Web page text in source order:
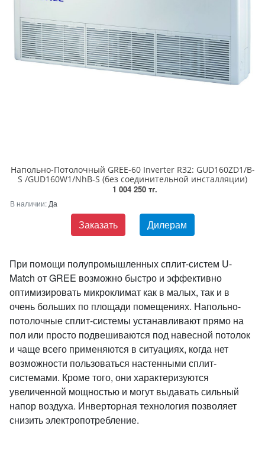
Напольно-Потолочный GREE-60 Inverter R32: GUD160ZD1/B-
S /GUD160W1/NhB-S (без соединительной инсталляции)
1 004 250 тг.
В наличии: Да
Заказать Дилерам
При помощи полупромышленных сплит-систем U-
Match от GREE возможно быстро и эффективно
оптимизировать микроклимат как в малых, так и в
очень больших по площади помещениях. Напольно-
потолочные сплит-системы устанавливают прямо на
пол или просто подвешиваются под навесной потолок
и чаще всего применяются в ситуациях, когда нет
возможности пользоваться настенными сплит-
системами. Кроме того, они характеризуются
увеличенной мощностью и могут выдавать сильный
напор воздуха. Инверторная технология позволяет
снизить электропотребление.